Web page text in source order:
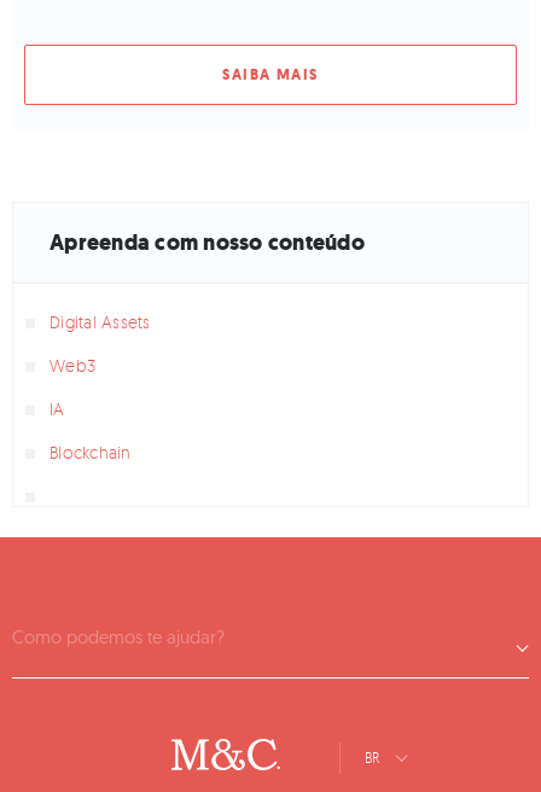
SAIBA MAIS
Apreenda com nosso conteúdo
Digital Assets
Web3
IA
Blockchain
Como podemos te ajudar?
BR